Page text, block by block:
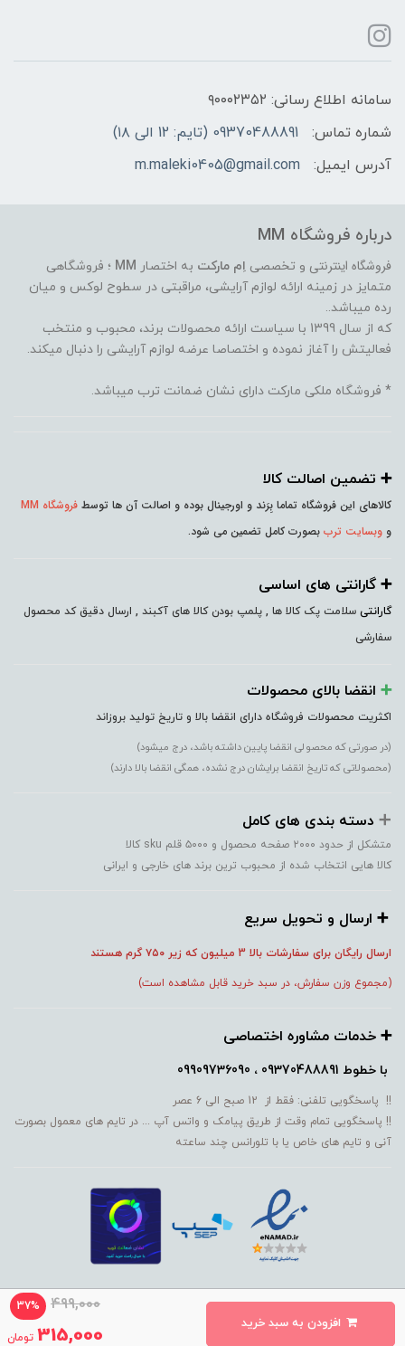
499,000
37%
315,000 تومان
سامانه اطلاع رسانی: ۹۰۰۰۲۳۵۲
شماره تماس:
09370488891 (تایم: 12 الی ۱۸)
آدرس ایمیل:
m.maleki0405@gmail.com
درباره فروشگاه MM
فروشگاه اینترنتی و تخصصی اِم مارکت به اختصار MM ؛ فروشگاهی
متمایز در زمینه ارائه لوازم آرایشی، مراقبتی در سطوح لوکس و میان
رده میباشد..
که از سال 1399 با سیاست ارائه محصولات برند، محبوب و منتخب
فعالیتش را آغاز نموده و اختصاصا عرضه لوازم آرایشی را دنبال میکند.
* فروشگاه ملکی مارکت دارای نشان ضمانت ترب میباشد.
➕️ تضمین اصالت کالا
کالاهای این فروشگاه تماما بِرَند و اورجینال بوده و اصالت آن ها توسط فروشگاه MM
و وبسایت ترب بصورت کامل تضمین می شود.
➕️ گارانتی های اساسی
گارانتی سلامت پک کالا ها , پلمپ بودن کالا های آکبند , ارسال دقیق کد محصول
سفارشی
➕️ انقضا بالای محصولات
اکثریت محصولات فروشگاه دارای انقضا بالا و تاریخ تولید بروزاند
(در صورتی که محصولی انقضا پایین داشته باشد، درج میشود)
(محصولاتی که تاریخ انقضا برایشان درج نشده، همگی انقضا بالا دارند)
➕️ دسته بندی های کامل
متشکل از حدود ۲۰۰۰ صفحه محصول و ۵۰۰۰ قلم sku کالا
کالا هایی انتخاب شده از محبوب ترین برند های خارجی و ایرانی
➕️ ارسال و تحویل سریع
ارسال رایگان برای سفارشات بالا 3 میلیون که زیر ۷۵۰ گرم هستند
(مجموع وزن سفارش، در سبد خرید قابل مشاهده است)
➕️ خدمات مشاوره اختصاصی
با خطوط 09370488891 ، 09909736090
!! پاسخگویی تلفنی: فقط از 12 صبح الی 6 عصر
!! پاسخگویی تمام وقت از طریق پیامک و واتس آپ ... در تایم های معمول بصورت
آنی و تایم های خاص یا با تلورانس چند ساعته
ساخت سایت توسط MM